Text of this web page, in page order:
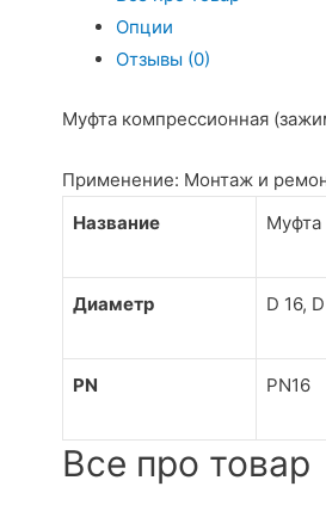
Опции
Отзывы (0)
Муфта компрессионная
Применение: Монтаж и
Название
Муфта
Диаметр D 16,
PN PN16
Все про товар